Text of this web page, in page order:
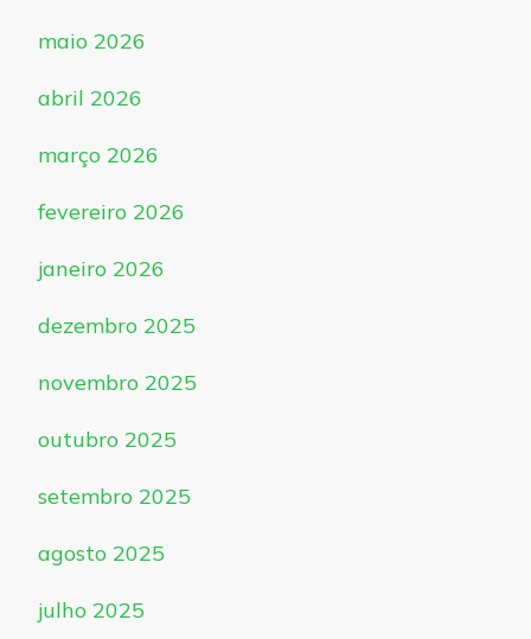
maio 2026
abril 2026
março 2026
fevereiro 2026
janeiro 2026
dezembro 2025
novembro 2025
outubro 2025
setembro 2025
agosto 2025
julho 2025